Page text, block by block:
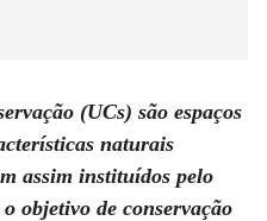
(UCs) são espaços
naturais
assim instituídos pelo
objetivo de conservação